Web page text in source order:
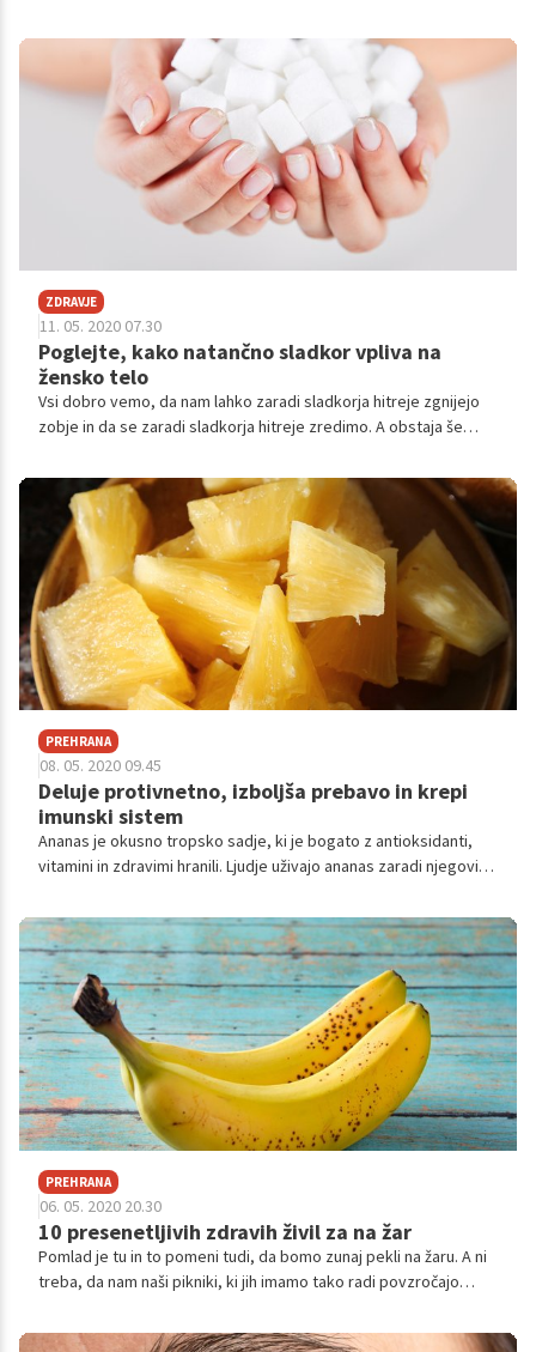
se jih znebiti.
ZDRAVJE
11. 05. 2020 07.30
Poglejte, kako natančno sladkor vpliva na
žensko telo
Vsi dobro vemo, da nam lahko zaradi sladkorja hitreje zgnijejo
zobje in da se zaradi sladkorja hitreje zredimo. A obstaja še
Preverite, kako natanko sladkor vpliva na žensko telo.
PREHRANA
08. 05. 2020 09.45
Deluje protivnetno, izboljša prebavo in krepi
imunski sistem
Ananas je okusno tropsko sadje, ki je bogato z antioksidanti,
vitamini in zdravimi hranili. Ljudje uživajo ananas zaradi njegovih
imunske odpornosti. Pomaga preprečevati tudi nekatere bolj
resne bolezni.
PREHRANA
06. 05. 2020 20.30
10 presenetljivih zdravih živil za na žar
Pomlad je tu in to pomeni tudi, da bomo zunaj pekli na žaru. A ni
treba, da nam naši pikniki, ki jih imamo tako radi povzročajo
zdrava živila. Tu je nekaj, na katere zagotovo niste pomislili.